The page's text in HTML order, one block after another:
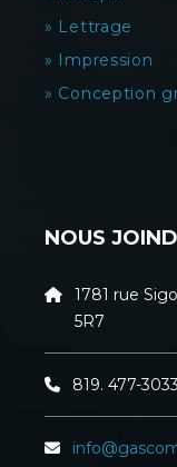
» Lettrage
» Impression
» Conception
NOUS
1781 rue
5R7
819. 477-3033